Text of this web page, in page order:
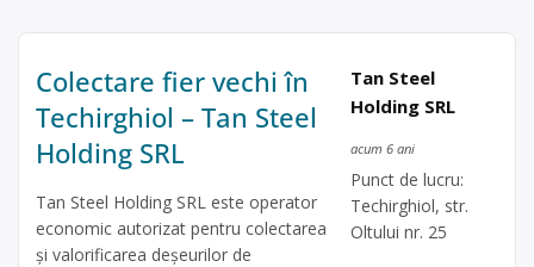
Colectare fier vechi în
Techirghiol – Tan Steel
Holding SRL
Tan Steel Holding SRL este operator
economic autorizat pentru colectarea
și valorificarea deșeurilor de
Tan Steel
Holding SRL
acum 6 ani
Punct de lucru:
Techirghiol, str.
Oltului nr. 25